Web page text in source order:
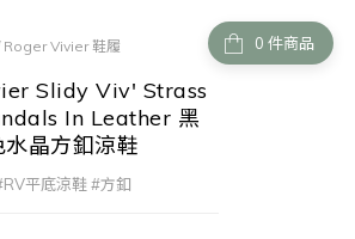
件商品
Roger Vivier 鞋履
Slidy Viv' Strass
In Leather 黑
晶方釦涼鞋
平底涼鞋 #方釦